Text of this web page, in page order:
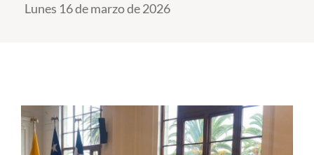
Pregrado
Estudiantes
Académicos
Lunes 16 de marzo de 2026